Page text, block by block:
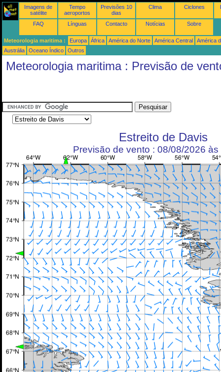
Imagens de
satélite
Tempo
aeroportos
Previsões 10
dias
Clima Ciclones
FAQ Línguas Contacto Notícias Sobre
Meteorologia maritima : Europa África América do Norte América Central
América
Austrália
Oceano Índico Outros
Meteorologia maritima : Previsão de
Estreito de Davis
Previsão de vento : 08/08/2026 às